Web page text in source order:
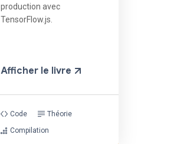
production avec
TensorFlow.js.
Afficher le livre
Code
Théorie
Compilation